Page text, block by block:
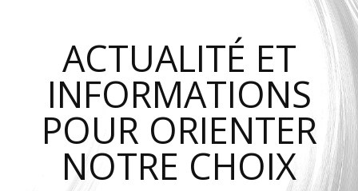
ACTUALITÉ ET
INFORMATIONS
POUR ORIENTER
NOTRE CHOIX